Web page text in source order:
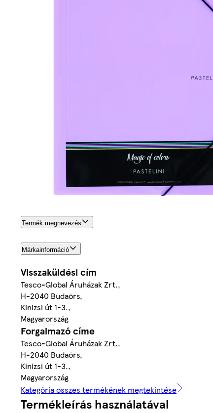
Termék megnevezés
Márkainformáció
Visszaküldési cím
Tesco-Global Áruházak Zrt.,
H-2040 Budaörs,
Kinizsi út 1-3.,
Magyarország
Forgalmazó címe
Tesco-Global Áruházak Zrt.,
H-2040 Budaörs,
Kinizsi út 1-3.,
Magyarország
Kategória összes termékének megtekintése
Termékleírás használatával